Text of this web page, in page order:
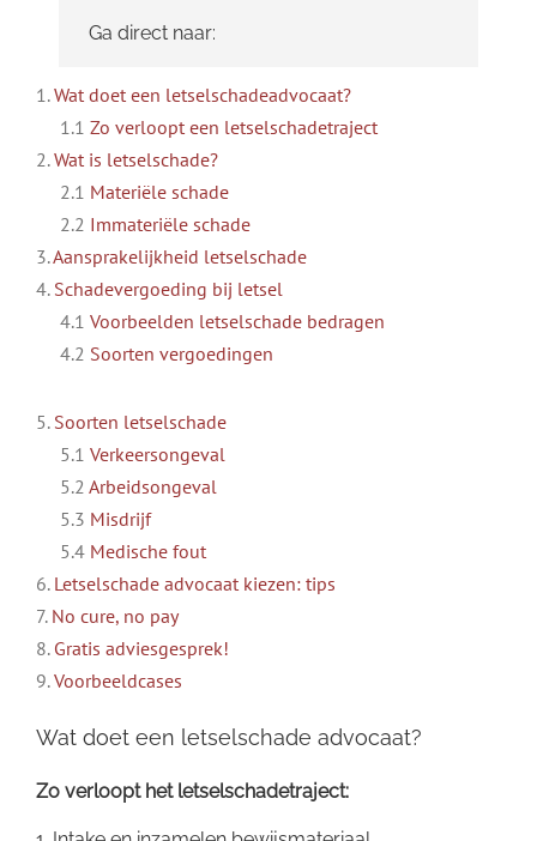
Ga direct naar:
1.Wat doet een letselschadeadvocaat?
1.1 Zo verloopt een letselschadetraject
2.Wat is letselschade?
2.1 Materiële schade
2.2 Immateriële schade
3.Aansprakelijkheid letselschade
4. Schadevergoeding bij letsel
4.1 Voorbeelden letselschade bedragen
4.2 Soorten vergoedingen
5. Soorten letselschade
5.1 Verkeersongeval
5.2 Arbeidsongeval
5.3 Misdrijf
5.4 Medische fout
6. Letselschade advocaat kiezen: tips
7. No cure, no pay
8. Gratis adviesgesprek!
9.Voorbeeldcases
Wat doet een letselschade advocaat?
Zo verloopt het letselschadetraject: